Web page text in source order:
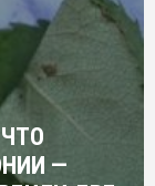
—